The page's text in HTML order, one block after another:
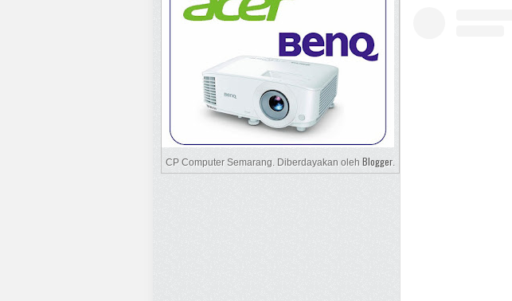
CP Computer Semarang. Diberdayakan oleh Blogger.